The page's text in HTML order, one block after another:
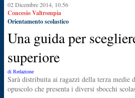
02 Dicembre 2014, 10.56
Concesio Valtrompia
Orientamento scolastico
Una guida per
superiore
di Redazione
Sarà distribuita ai ragazzi della terza medie
opuscolo che presenta i diversi sbocchi